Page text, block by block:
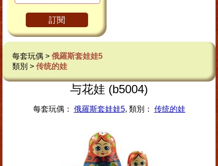
訂閱
每套玩偶 > 俄羅斯套娃娃5
類別 > 传统的娃
与花娃 (b5004)
每套玩偶： 俄羅斯套娃娃5, 類別： 传统的娃